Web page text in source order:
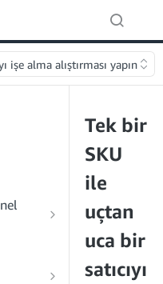
işe alma alıştırması yapın
Tek bir
SKU
ile
uçtan
uca bir
satıcıyı